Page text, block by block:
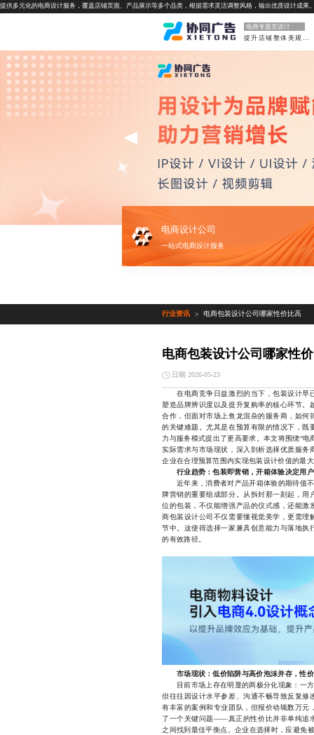
提供多元化的电商设计服务，覆盖店铺页面、产品展示等多个品类，根据需求灵活调整风格，输出优质设计成果
电商专题页设计
电商设计公司
一站式电商设计服务
行业资讯 > 电商包装设计公司哪家性价比高
电商包装设计公司哪家性
日期 2026-05-23
在电商竞争日益激烈的当下，包装设计早
塑造品牌辨识度以及提升复购率的核心环节。
合作，但面对市场上鱼龙混杂的服务商，如
的关键难题。尤其是在预算有限的情况下，
力与服务模式提出了更高要求。本文将围绕“
实际需求与市场现状，深入剖析选择优质服
企业在合理预算范围内实现包装设计价值的最
行业趋势：包装即营销，开箱体验决定用
近年来，消费者对产品开箱体验的期待值不
牌营销的重要组成部分。从拆封那一刻起，
位的包装，不仅能增强产品的仪式感，还能
商包装设计公司不仅需要懂视觉美学，更需
节中。这使得选择一家兼具创意能力与落地
的有效路径。
市场现状：低价陷阱与高价泡沫并存，性
目前市场上存在明显的两极分化现象：一方
但往往因设计水平参差、沟通不畅导致反复
有丰富的案例和专业团队，但报价动辄数万
了一个关键问题——真正的性价比并非单纯追
之间找到最佳平衡点。企业在选择时，应避免